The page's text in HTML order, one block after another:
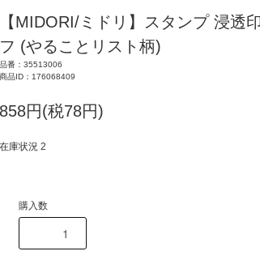
【MIDORI/ミドリ】スタンプ 浸透
フ (やることリスト柄)
品番：35513006
商品ID：176068409
858円(税78円)
在庫状況 2
購入数